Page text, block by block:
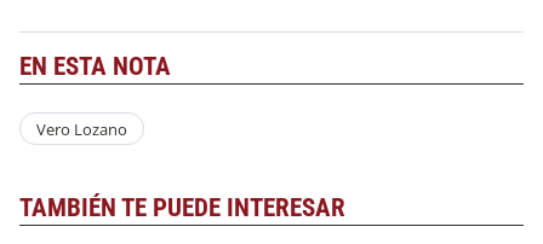
EN ESTA NOTA
Vero Lozano
TAMBIÉN TE PUEDE INTERESAR